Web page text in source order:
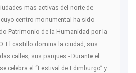
mas activas del norte de
cuyo centro monumental ha sido
Patrimonio de la Humanidad por la
El castillo domina la ciudad, sus
calles, sus parques.- Durante el
celebra el “Festival de Edimburgo” y